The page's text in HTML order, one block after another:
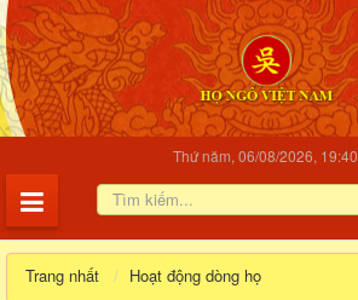
Thứ năm, 06/08/2026, 19:40
Trang nhất Hoạt động dòng họ